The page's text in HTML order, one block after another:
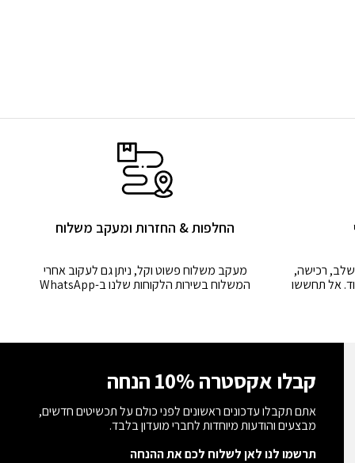
שלב, רכישה,
אל תחששו
החלפות & החזרות ומעקב משלוח
מעקב משלוח פשוט וקל, ניתן גם לעקוב אחרי
המשלוח בשירות הלקוחות שלנו ב-WhatsApp
קבלו אקסטרה 10% הנחה
אתם תקבלו עדכונים ראשונים לפני כולם על תכשיטים חדשים,
מבצעים והודעות מיוחדות לחברי מועדון בלבד.
תרשמו לנו לאן לשלוח לכם את ההנחה